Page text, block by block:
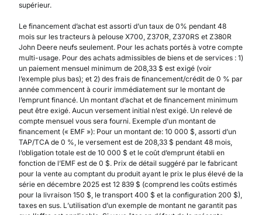
supérieur.
Le financement d’achat est assorti d’un taux de 0% pendant 48
mois sur les tracteurs à pelouse X700, Z370R, Z370RS et Z380R
John Deere neufs seulement. Pour les achats portés à votre compte
multi-usage. Pour des achats admissibles de biens et de services : 1)
un paiement mensuel minimum de 208,33 $ est exigé (voir
l’exemple plus bas); et 2) des frais de financement/crédit de 0 % par
année commencent à courir immédiatement sur le montant de
l’emprunt financé. Un montant d’achat et de financement minimum
peut être exigé. Aucun versement initial n’est exigé. Un relevé de
compte mensuel vous sera fourni. Exemple d’un montant de
financement (« EMF »): Pour un montant de: 10 000 $, assorti d’un
TAP/TCA de 0 %, le versement est de 208,33 $ pendant 48 mois,
l’obligation totale est de 10 000 $ et le coût d’emprunt établi en
fonction de l’EMF est de 0 $. Prix de détail suggéré par le fabricant
pour la vente au comptant du produit ayant le prix le plus élevé de la
série en décembre 2025 est 12 839 $ (comprend les coûts estimés
pour la livraison 150 $, le transport 400 $ et la configuration 200 $),
taxes en sus. L’utilisation d’un exemple de montant ne garantit pas